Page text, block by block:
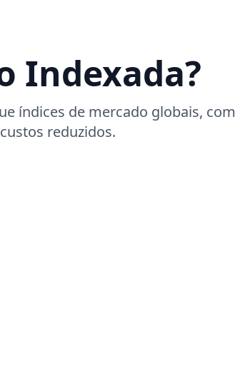
Indexada?
índices de mercado globais, com
reduzidos.